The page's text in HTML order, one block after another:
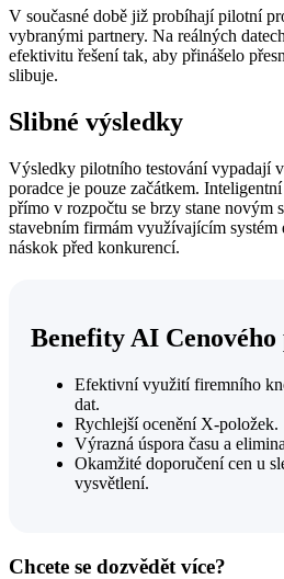
V současné době již probíhají pilotní
vybranými partnery. Na reálných
efektivitu řešení tak, aby přinášelo
slibuje.
Slibné výsledky
Výsledky pilotního testování vypadají
poradce je pouze začátkem.
přímo v rozpočtu se brzy stane novým
stavebním firmám využívajícím
náskok před konkurencí.
Benefity AI Cenového
Efektivní využití firemního
dat.
Rychlejší ocenění X-položek.
Výrazná úspora času a
Okamžité doporučení cen u
vysvětlení.
Chcete se dozvědět více?